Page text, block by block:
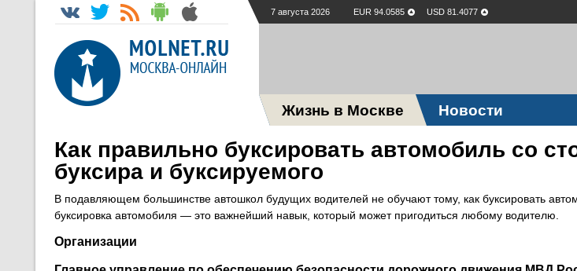
7 августа 2026 EUR 94.0585 USD 81.4077
Жизнь в Москве Новости
Как правильно буксировать автомобиль со
буксира и буксируемого
В подавляющем большинстве автошкол будущих водителей не обучают тому, как буксировать
буксировка автомобиля — это важнейший навык, который может пригодиться любому водителю.
Организации